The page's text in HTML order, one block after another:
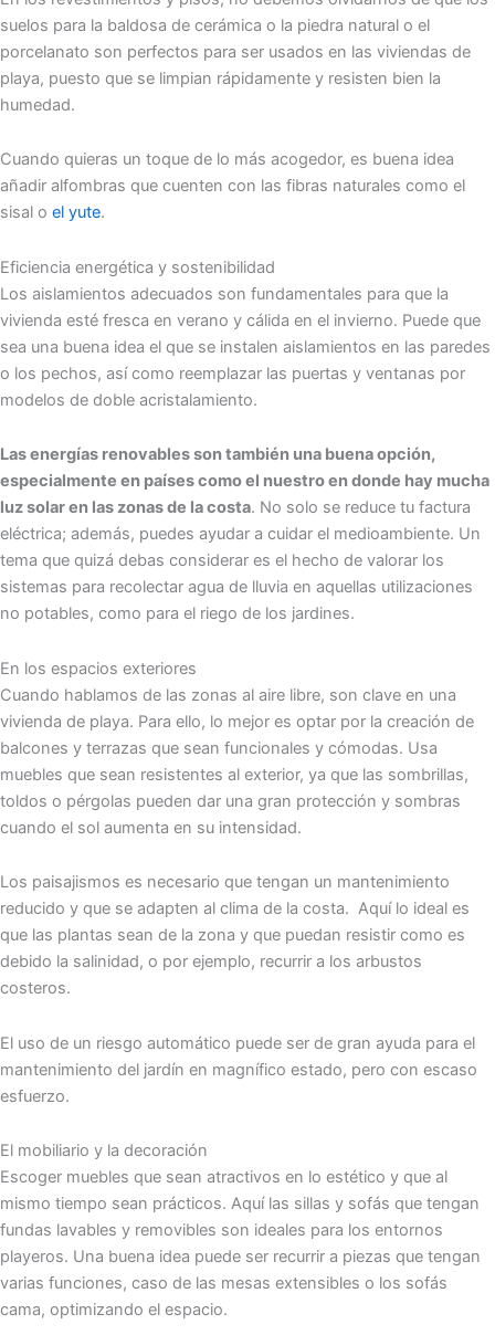
suelos para la baldosa de cerámica o la piedra natural o el
porcelanato son perfectos para ser usados en las viviendas de
playa, puesto que se limpian rápidamente y resisten bien la
humedad.
Cuando quieras un toque de lo más acogedor, es buena idea
añadir alfombras que cuenten con las fibras naturales como el
sisal o el yute.
Eficiencia energética y sostenibilidad
Los aislamientos adecuados son fundamentales para que la
vivienda esté fresca en verano y cálida en el invierno. Puede que
sea una buena idea el que se instalen aislamientos en las paredes
o los pechos, así como reemplazar las puertas y ventanas por
modelos de doble acristalamiento.
Las energías renovables son también una buena opción,
especialmente en países como el nuestro en donde hay mucha
luz solar en las zonas de la costa. No solo se reduce tu factura
eléctrica; además, puedes ayudar a cuidar el medioambiente. Un
tema que quizá debas considerar es el hecho de valorar los
sistemas para recolectar agua de lluvia en aquellas utilizaciones
no potables, como para el riego de los jardines.
En los espacios exteriores
Cuando hablamos de las zonas al aire libre, son clave en una
vivienda de playa. Para ello, lo mejor es optar por la creación de
balcones y terrazas que sean funcionales y cómodas. Usa
muebles que sean resistentes al exterior, ya que las sombrillas,
toldos o pérgolas pueden dar una gran protección y sombras
cuando el sol aumenta en su intensidad.
Los paisajismos es necesario que tengan un mantenimiento
reducido y que se adapten al clima de la costa. Aquí lo ideal es
que las plantas sean de la zona y que puedan resistir como es
debido la salinidad, o por ejemplo, recurrir a los arbustos
costeros.
El uso de un riesgo automático puede ser de gran ayuda para el
mantenimiento del jardín en magnífico estado, pero con escaso
esfuerzo.
El mobiliario y la decoración
Escoger muebles que sean atractivos en lo estético y que al
mismo tiempo sean prácticos. Aquí las sillas y sofás que tengan
fundas lavables y removibles son ideales para los entornos
playeros. Una buena idea puede ser recurrir a piezas que tengan
varias funciones, caso de las mesas extensibles o los sofás
cama, optimizando el espacio.